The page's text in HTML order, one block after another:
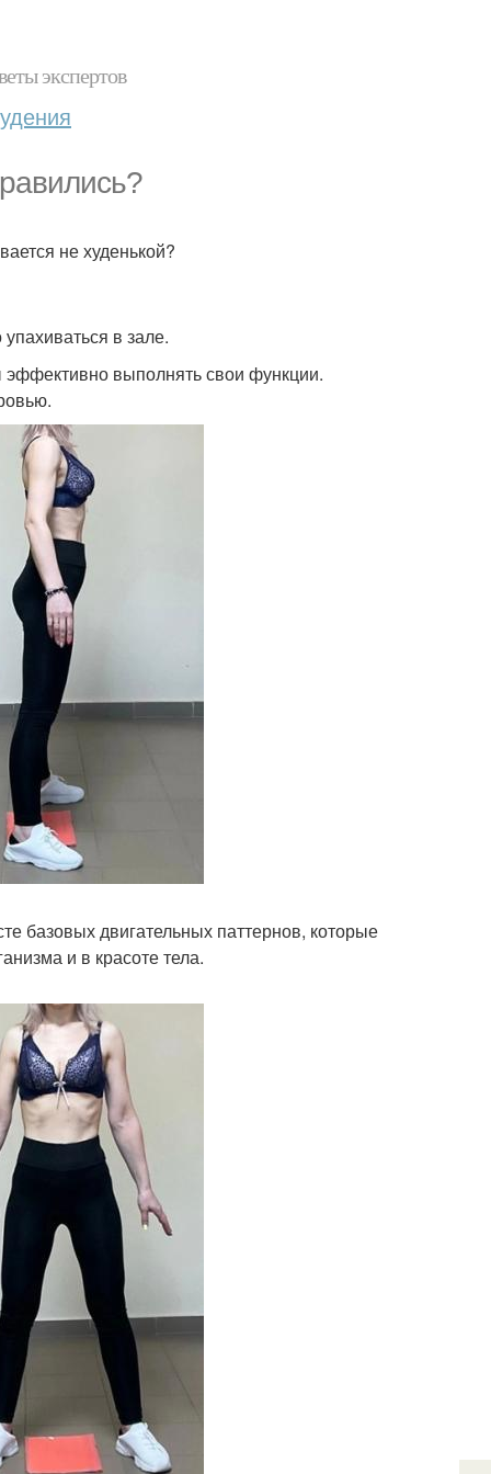
экспертов
не худенькой?
в зале.
выполнять свои функции.
базовых двигательных паттернов, которые
и в красоте тела.